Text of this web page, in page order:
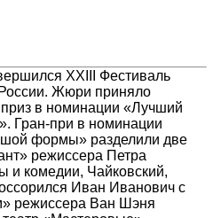
XXIII Фестиваль
Жюри приняло
в номинации «Лучший
Гран-при в номинации
формы» разделили две
режиссера Петра
и комедии, Чайковский,
Иван Иванович с
режиссера Ван Шэня